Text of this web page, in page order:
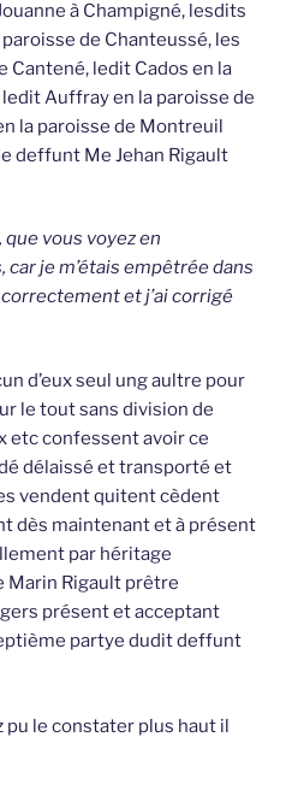
à Champigné, lesdits
de Chanteussé, les
Cantené, ledit Cados en la
Auffray en la paroisse de
la paroisse de Montreuil
deffunt Me Jehan Rigault
vous voyez en
je m’étais empêtrée dans
et j’ai corrigé
d’eux seul ung aultre pour
le tout sans division de
etc confessent avoir ce
délaissé et transporté et
vendent quitent cèdent
dès maintenant et à présent
par héritage
Marin Rigault prêtre
présent et acceptant
partye dudit deffunt
pu le constater plus haut il